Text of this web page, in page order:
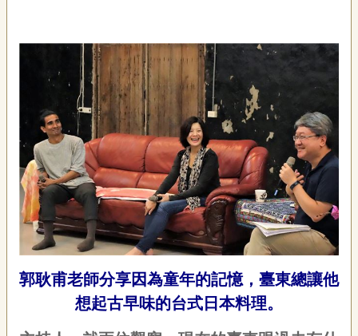
郭耿甫老師分享因為童年的記憶，臺東總讓他
想起古早味的台式日本料理。